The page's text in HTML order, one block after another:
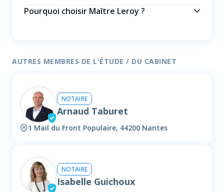
Pourquoi choisir Maître Leroy ?
AUTRES MEMBRES DE L'ÉTUDE / DU CABINET
NOTAIRE
Arnaud Taburet
1 Mail du Front Populaire, 44200 Nantes
NOTAIRE
Isabelle Guichoux